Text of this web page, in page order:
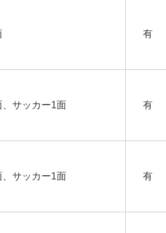
有
サッカー1面 有
サッカー1面 有